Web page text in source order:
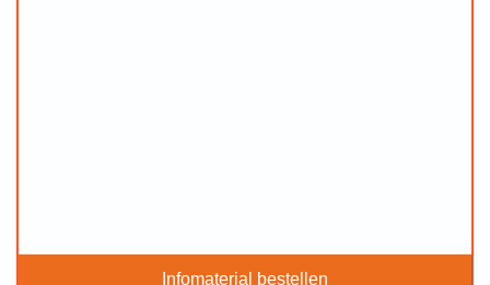
Infomaterial bestellen